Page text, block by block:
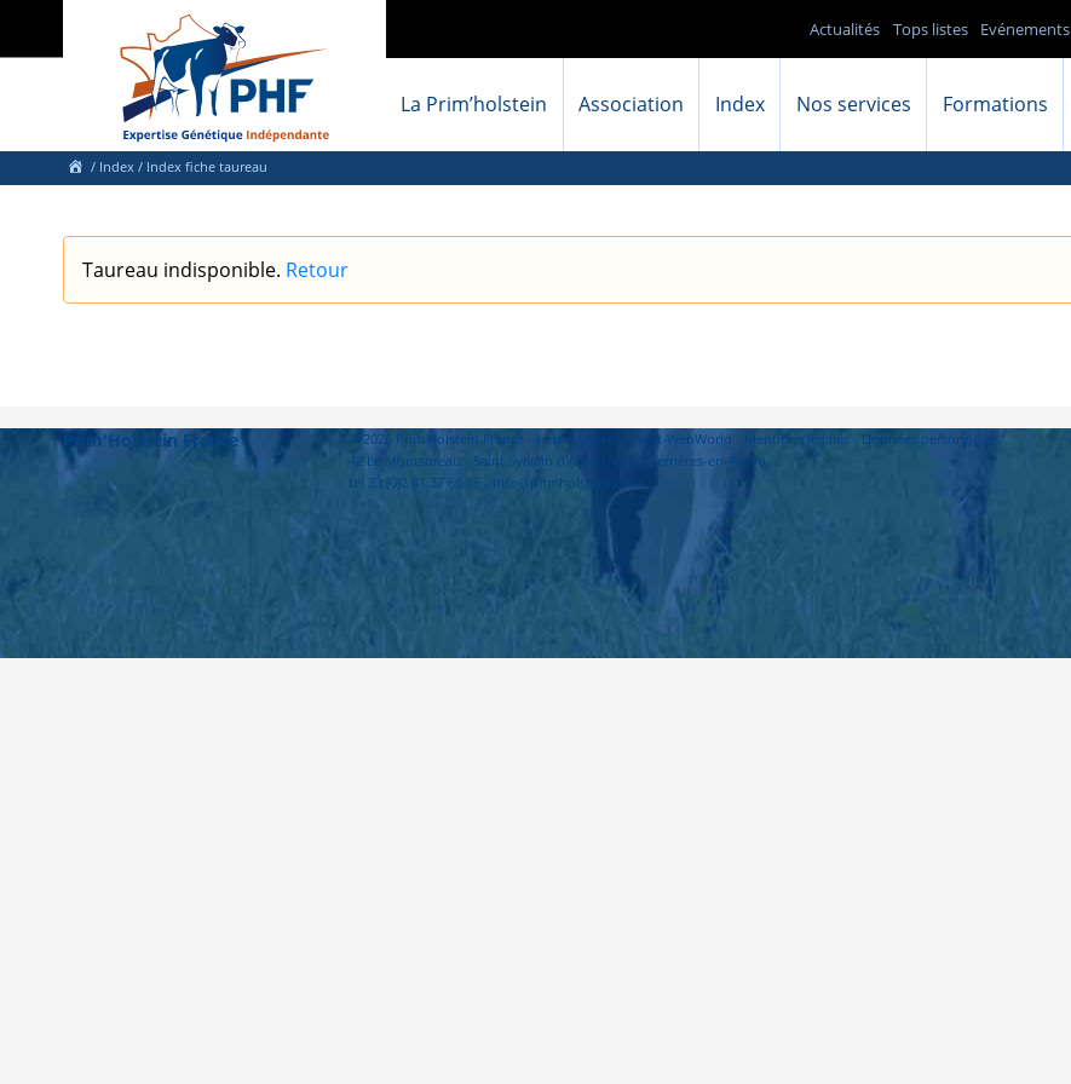
Evénements
Tops listes
Actualités
La Prim’holstein Association Index Nos services Formations
/ Index / Index fiche taureau
Taureau indisponible. Retour
Prim'Holstein France © 2026 Prim'Holstein France - Hébergement : West-WebWorld - Mentions légales- Données personnelles
42 Le Montsoreau - Saint Sylvain d'Anjou 49480 Verrières-en-Anjou
tel 33 (0)2 41 37 66 66 - info@primholstein.com